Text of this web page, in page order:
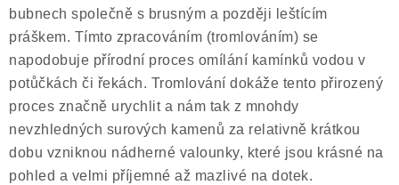
bubnech společně s brusným a později leštícím
práškem. Tímto zpracováním (tromlováním) se
napodobuje přírodní proces omílání kamínků vodou v
potůčkách či řekách. Tromlování dokáže tento přirozený
proces značně urychlit a nám tak z mnohdy
nevzhledných surových kamenů za relativně krátkou
dobu vzniknou nádherné valounky, které jsou krásné na
pohled a velmi příjemné až mazlivé na dotek.